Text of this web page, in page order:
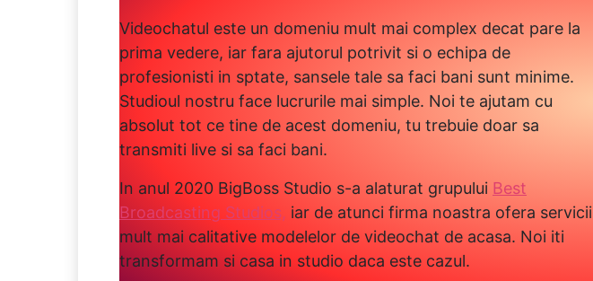
Videochatul este un domeniu mult mai complex decat pare la
prima vedere, iar fara ajutorul potrivit si o echipa de
profesionisti in sptate, sansele tale sa faci bani sunt minime.
Studioul nostru face lucrurile mai simple. Noi te ajutam cu
absolut tot ce tine de acest domeniu, tu trebuie doar sa
transmiti live si sa faci bani.
In anul 2020 BigBoss Studio s-a alaturat grupului Best
Broadcasting Studios, iar de atunci firma noastra ofera servicii
mult mai calitative modelelor de videochat de acasa. Noi iti
transformam si casa in studio daca este cazul.